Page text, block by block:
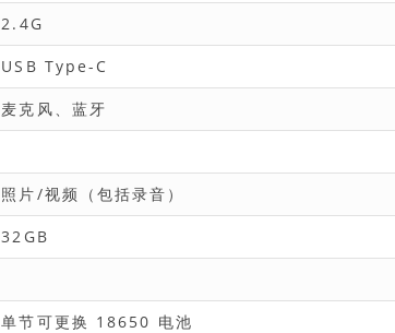
2.4G
USB Type-C
麦克风、蓝牙
照片/视频（包括录音）
32GB
单节可更换 18650 电池